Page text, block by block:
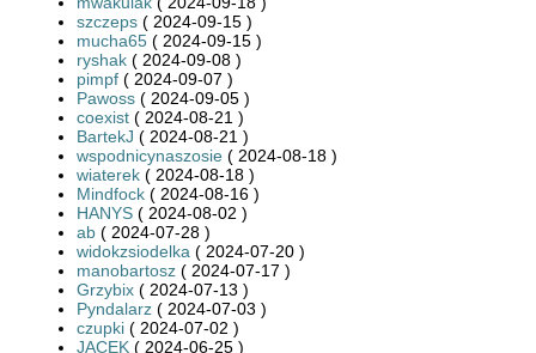
szczeps ( 2024-09-15 )
mucha65 ( 2024-09-15 )
ryshak ( 2024-09-08 )
pimpf ( 2024-09-07 )
Pawoss ( 2024-09-05 )
coexist ( 2024-08-21 )
BartekJ ( 2024-08-21 )
wspodnicynaszosie ( 2024-08-18 )
wiaterek ( 2024-08-18 )
Mindfock ( 2024-08-16 )
HANYS ( 2024-08-02 )
ab ( 2024-07-28 )
widokzsiodelka ( 2024-07-20 )
manobartosz ( 2024-07-17 )
Grzybix ( 2024-07-13 )
Pyndalarz ( 2024-07-03 )
czupki ( 2024-07-02 )
JACEK ( 2024-06-25 )